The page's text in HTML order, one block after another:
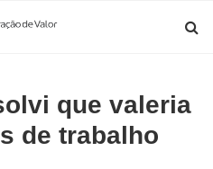
que valeria
de trabalho